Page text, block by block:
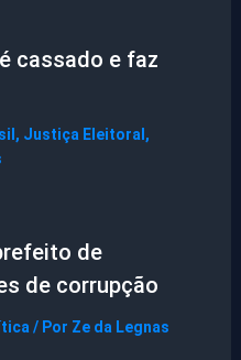
cassado e faz
, Justiça Eleitoral ,
de
de corrupção
/ Por Ze da Legnas